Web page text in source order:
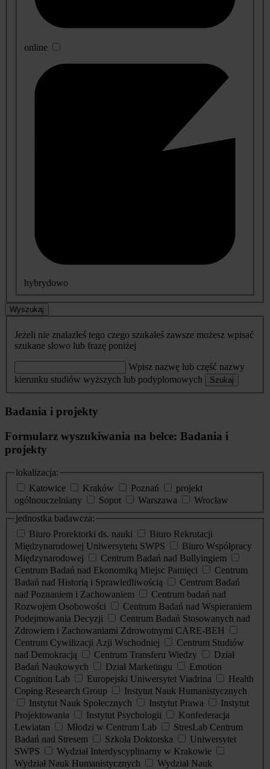
online
hybrydowo
Wyszukaj
Jeżeli nie znalazłeś tego czego szukałeś zawsze możesz wpisać
szukane słowo lub frazę poniżej
Wpisz nazwę lub część nazwy
kierunku studiów wyższych lub podyplomowych
Szukaj
Badania i projekty
Formularz wyszukiwania na belce: Badania i
projekty
lokalizacja:
Katowice
Kraków Poznań
projekt
ogólnouczelniany
Sopot Warszawa
Wrocław
jednostka badawcza:
Biuro Prorektorki ds. nauki
Biuro Rekrutacji
Międzynarodowej Uniwersytetu SWPS
Biuro Współpracy
Międzynarodowej
Centrum Badań nad Bullyingiem
Centrum Badań nad Ekonomiką Miejsc Pamięci
Centrum
Badań nad Historią i Sprawiedliwością
Centrum Badań
nad Poznaniem i Zachowaniem
Centrum badań nad
Rozwojem Osobowości
Centrum Badań nad Wspieraniem
Podejmowania Decyzji
Centrum Badań Stosowanych nad
Zdrowiem i Zachowaniami Zdrowotnymi CARE-BEH
Centrum Cywilizacji Azji Wschodniej
Centrum Studiów
nad Demokracją
Centrum Transferu Wiedzy
Dział
Badań Naukowych
Dział Marketingu
Emotion
Cognition Lab
Europejski Uniwersytet Viadrina
Health
Coping Research Group
Instytut Nauk Humanistycznych
Instytut Nauk Społecznych
Instytut Prawa
Instytut
Projektowania
Instytut Psychologii
Konfederacja
Lewiatan
Młodzi w Centrum Lab
StresLab Centrum
Badań nad Stresem
Szkoła Doktorska
Uniwersytet
SWPS
Wydział Interdyscyplinarny w Krakowie
Wydział Nauk Humanistycznych
Wydział Nauk